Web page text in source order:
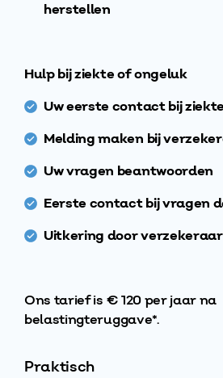
herstellen
Hulp bij ziekte of ongeluk
Uw eerste contact bij
Melding maken bij
Uw vragen beantwoorden
Eerste contact bij vragen
Uitkering door
Ons tarief is € 120 per jaar na
belastingteruggave*.
Praktisch